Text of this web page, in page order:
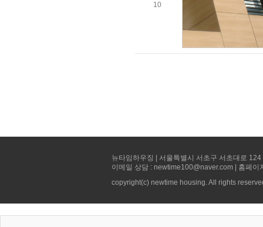
10
뉴타임하우징 | 서울특별시 서초구 서초대로
이메일 상담 : newtime100@naver.com | 홈페
copyright(c) newtime housing. All rights